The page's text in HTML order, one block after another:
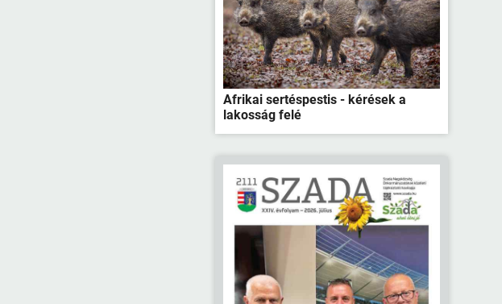
Afrikai sertéspestis - kérések a
lakosság felé